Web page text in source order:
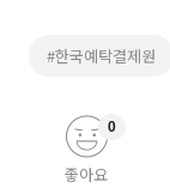
#한국예탁결제원
좋아요
0